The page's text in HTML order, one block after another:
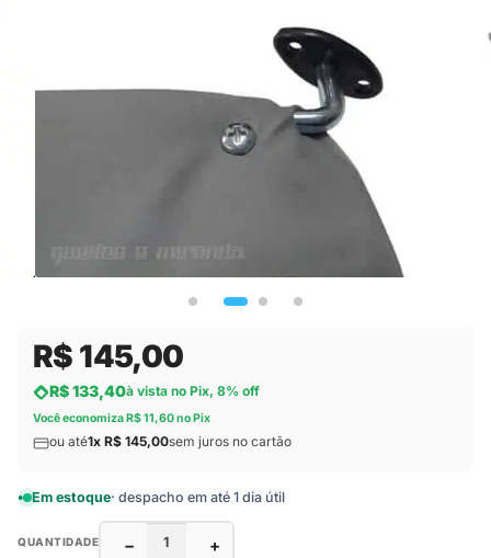
R$ 145,00
R$ 133,40à vista no Pix, 8% off
Você economiza R$ 11,60 no Pix
ou até1x R$ 145,00sem juros no cartão
Em estoque· despacho em até 1 dia útil
QUANTIDADE − +